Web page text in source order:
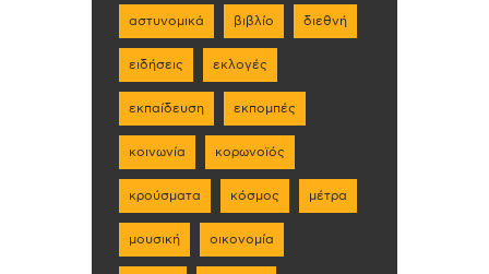
αστυνομικά βιβλίο διεθνή
ειδήσεις εκλογές
εκπαίδευση εκπομπές
κοινωνία κορωνοϊός
κρούσματα κόσμος μέτρα
μουσική οικονομία